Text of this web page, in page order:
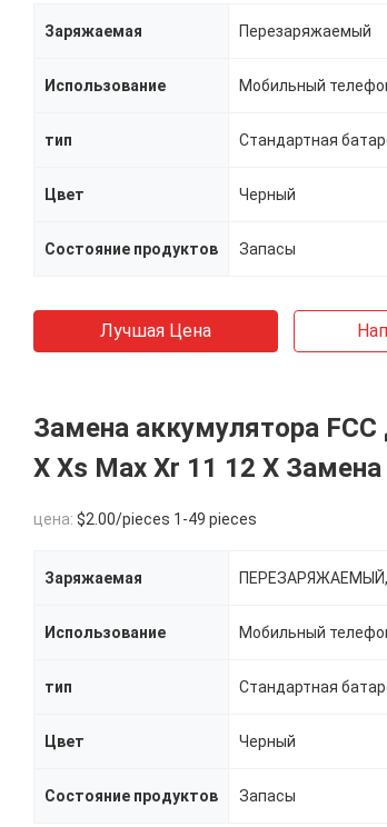
Заряжаемая Перезаряжаемый
Использование Мобильный
тип
Цвет Черный
Состояние продуктов Запасы
Лучшая Цена
Замена аккумулятора FCC
X Xs Max Xr 11 12 X Замена
цена: $2.00/pieces 1-49 pieces
Заряжаемая
Использование Мобильный
тип
Цвет Черный
Состояние продуктов Запасы